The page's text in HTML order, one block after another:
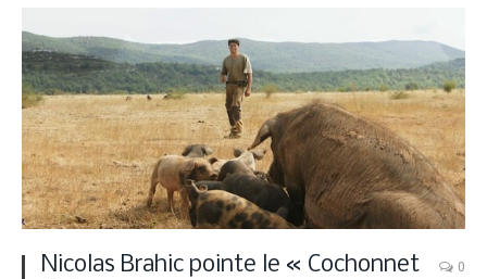
Nicolas Brahic pointe le « Cochonnet
0